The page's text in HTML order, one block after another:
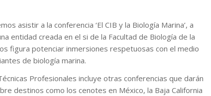
asistir a la conferencia ‘El CIB y la Biología Marina’, a
entidad creada en el si de la Facultad de Biología de la
figura potenciar inmersiones respetuosas con el medio
de biología marina.
Profesionales incluye otras conferencias que darán
destinos como los cenotes en México, la Baja California